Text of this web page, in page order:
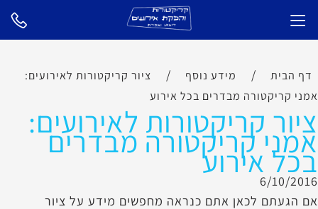
דף הבית / מידע נוסף /
ציור קריקטורות לאירועים:
אמני קריקטורה מבדרים בכל אירוע
ציור קריקטורות לאירועים:
אמני קריקטורה מבדרים
בכל אירוע
6/10/2016
אם הגעתם לכאן אתם כנראה מחפשים מידע על ציור